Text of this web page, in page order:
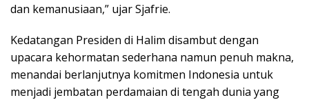
dan kemanusiaan,” ujar Sjafrie.
Kedatangan Presiden di Halim disambut dengan
upacara kehormatan sederhana namun penuh makna,
menandai berlanjutnya komitmen Indonesia untuk
menjadi jembatan perdamaian di tengah dunia yang